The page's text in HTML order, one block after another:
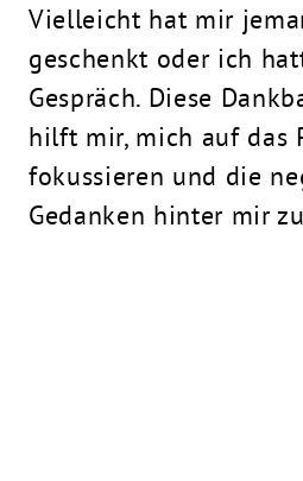
Vielleicht hat mir
geschenkt oder ich
Gespräch. Diese
hilft mir, mich auf das
fokussieren und die
Gedanken hinter mir